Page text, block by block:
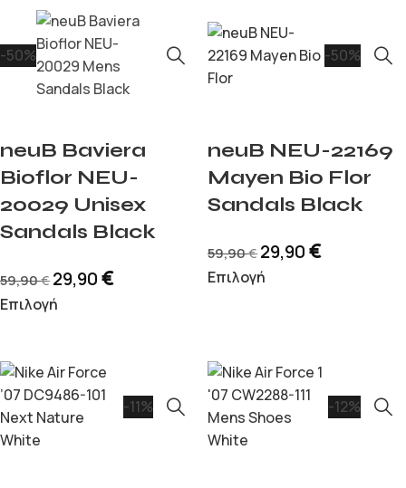
-50%
neuB Baviera
Bioflor NEU-
20029 Unisex
Sandals Black
59,90€ 29,90€
Επιλογή
-50%
neuB NEU-22169
Mayen Bio Flor
Sandals Black
59,90€ 29,90€
Επιλογή
-11% -12%